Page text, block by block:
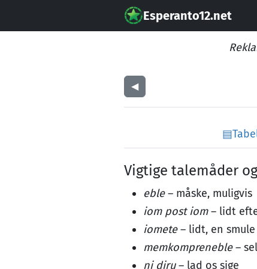
Esperanto12.net
◀︎
▤
Vigtige talemåder
eble– måske, muligvis
iom post iom– lidt
iomete– lidt, en smule
memkompreneble–
ni diru– lad os sige